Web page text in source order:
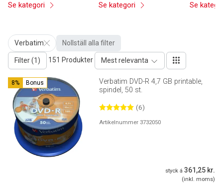
Se kategori Se kategori Se
Verbatim Nollställ alla filter
Filter (1) 151 Produkter Mest relevanta
8% Bonus
Verbatim DVD-R 4,7 GB printable,
spindel, 50 st.
(6)
Artikelnummer 3732050
styck á 361,25 kr.
(inkl. moms)